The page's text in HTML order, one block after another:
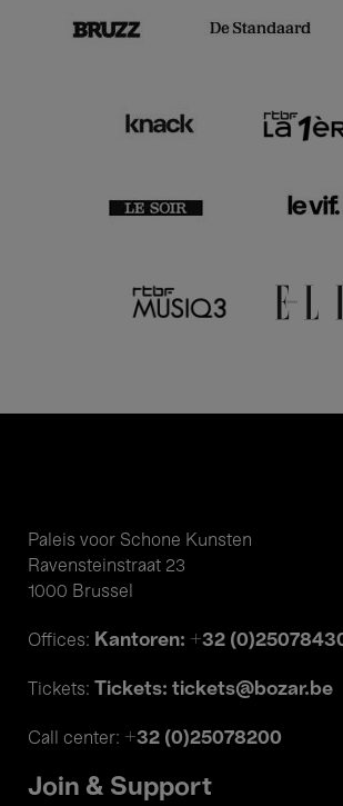
Paleis voor Schone Kunsten
Ravensteinstraat 23
1000 Brussel
Offices: Kantoren: +32
Tickets: Tickets: tickets@bozar.be
Call center: +32 (0)25078200
Join & Support